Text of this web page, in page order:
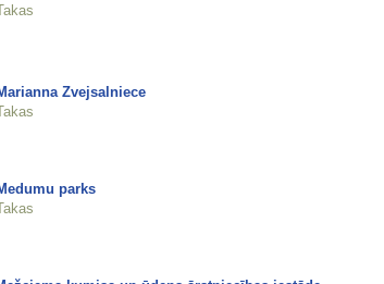
Zvejsalniece
parks